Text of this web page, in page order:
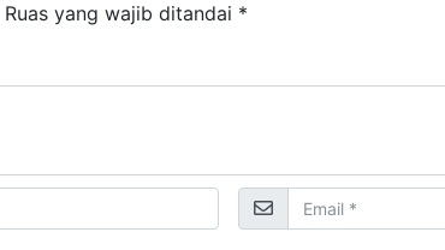
Ruas yang wajib ditandai *